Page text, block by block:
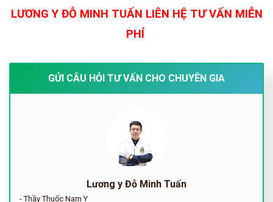
LƯƠNG Y ĐỖ MINH TUẤN LIÊN HỆ TƯ VẤN MIỄN
PHÍ
GỬI CÂU HỎI TƯ VẤN CHO CHUYÊN GIA
Lương y Đỗ Minh Tuấn
- Thầy Thuốc Nam Y